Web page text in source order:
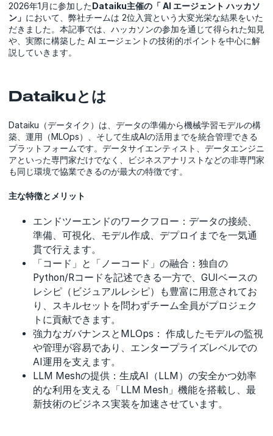
2026年1月に参加したDataiku主催の「 AI エージェント ハッカソ
ン」 において、弊社チームは 2位入賞という大変光栄な結果をいた
だきました。本記事では、ハッカソンの参加を通じて得られた知見
や、実際に構築した AI エージェントの技術的ポイントを中心に解
説していきます。
Dataikuとは
Dataiku（データイク）は、データの準備から機械学習モデルの構
築、運用（MLOps）、そして生成AIの活用までを統合管理できる
プラットフォームです。データサイエンティスト、データエンジニ
アといった専門家だけでなく、ビジネスアナリストなどの非専門家
も同じ環境で協業できるのが最大の特徴です。
主な特徴とメリット
エンドツーエンドのワークフロー：データの接続、
準備、可視化、モデル作成、デプロイまでを一気通
貫で行えます。
「コード」と「ノーコード」の融合：独自の
Python/Rコードを記述できる一方で、GUIベースの
レシピ（ビジュアルレシピ）も豊富に用意されてお
り、スキルセットを問わずチーム全員がプロジェク
トに貢献できます。
強力なガバナンスとMLOps： 作成したモデルの監視
や管理が容易であり、エンタープライズレベルでの
AI運用を支えます。
LLM Meshの提供：生成AI（LLM）の安全かつ効率
的な利用を支える「LLM Mesh」機能を搭載し、最
新技術のビジネス実装を加速させています。